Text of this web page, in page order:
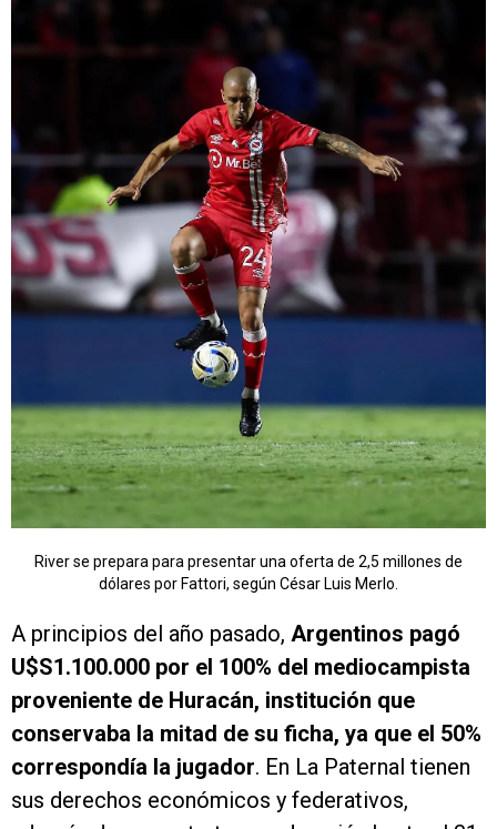
River se prepara para presentar una oferta de 2,5 millones de
dólares por Fattori, según César Luis Merlo.
A principios del año pasado, Argentinos pagó
U$S1.100.000 por el 100% del mediocampista
proveniente de Huracán, institución que
conservaba la mitad de su ficha, ya que el 50%
correspondía la jugador. En La Paternal tienen
sus derechos económicos y federativos,